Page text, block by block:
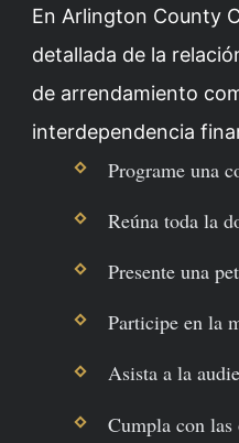
En Arlington County
detallada de la
de arrendamiento
interdependencia
Programe una
Reúna toda la
Presente una
Participe en la
Asista a la
Cumpla con las